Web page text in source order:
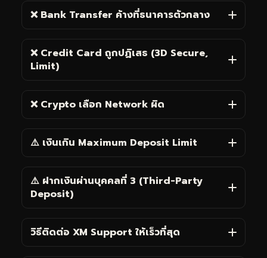
❌ Bank Transfer ค้างที่ธนาคารตัวกลาง
❌ Credit Card ถูกปฏิเสธ (3D Secure,
Limit)
❌ Crypto เลือก Network ผิด
⚠️ เงินเกิน Maximum Deposit Limit
⚠️ ฝากเงินผ่านบุคคลที่ 3 (Third-Party
Deposit)
วิธีติดต่อ XM Support ให้เร็วที่สุด